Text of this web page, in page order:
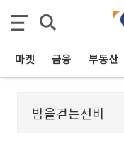
마켓 금융 부동산